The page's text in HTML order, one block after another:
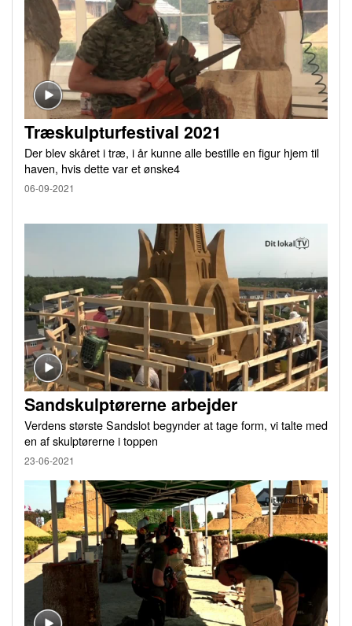
Træskulpturfestival 2021
Der blev skåret i træ, i år kunne alle bestille en figur hjem til
haven, hvis dette var et ønske4
06-09-2021
Sandskulptørerne arbejder
Verdens største Sandslot begynder at tage form, vi talte med
en af skulptørerne i toppen
23-06-2021